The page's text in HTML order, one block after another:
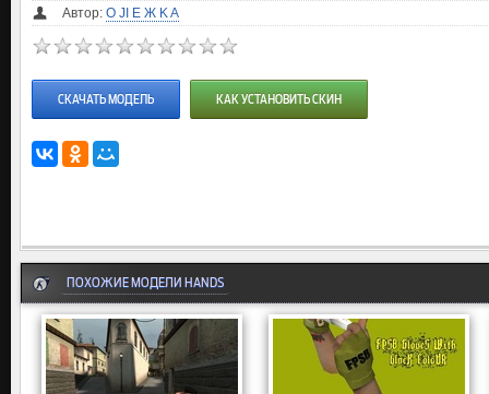
Автор: O JI E Ж K A
СКАЧАТЬ МОДЕЛЬ КАК УСТАНОВИТЬ СКИН
ПОХОЖИЕ МОДЕЛИ HANDS